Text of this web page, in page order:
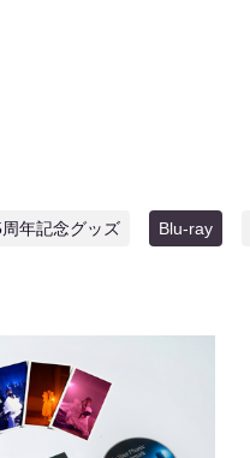
年記念グッズ Blu-ray